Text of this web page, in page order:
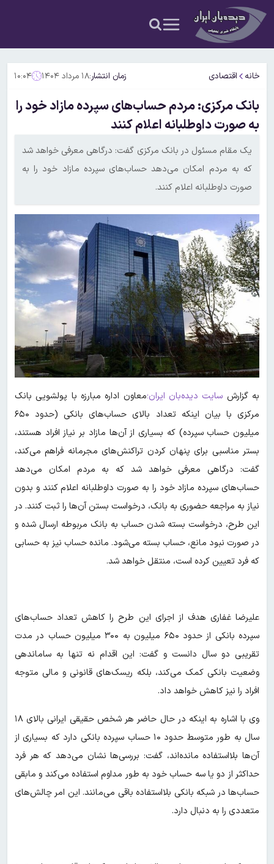
خانه اقتصادی زمان انتشار:۱۸ مرداد ۱۴۰۴ ۱۰:۰۴
بانک مرکزی: مردم حساب‌های سپرده مازاد خود را
به صورت داوطلبانه اعلام کنند
یک مقام مسئول در بانک مرکزی گفت: درگاهی معرفی خواهد شد
که به مردم امکان می‌دهد حساب‌های سپرده مازاد خود را به
صورت داوطلبانه اعلام کنند.
به گزارش سایت دیده‌بان ایران؛معاون اداره مبارزه با پولشویی بانک
مرکزی با بیان اینکه تعداد بالای حساب‌های بانکی (حدود ۶۵۰
میلیون حساب سپرده) که بسیاری از آن‌ها مازاد بر نیاز افراد هستند،
بستر مناسبی برای پنهان کردن تراکنش‌های مجرمانه فراهم می‌کند،
گفت: درگاهی معرفی خواهد شد که به مردم امکان می‌دهد
حساب‌های سپرده مازاد خود را به صورت داوطلبانه اعلام کنند و بدون
نیاز به مراجعه حضوری به بانک، درخواست بستن آن‌ها را ثبت کنند. در
این طرح، درخواست بسته شدن حساب به بانک مربوطه ارسال شده و
در صورت نبود مانع، حساب بسته می‌شود. مانده حساب نیز به حسابی
که فرد تعیین کرده است، منتقل خواهد شد.
‌علیرضا غفاری هدف از اجرای این طرح را کاهش تعداد حساب‌های
سپرده بانکی از حدود ۶۵۰ میلیون به ۳۰۰ میلیون حساب در مدت
تقریبی دو سال دانست و گفت: این اقدام نه تنها به ساماندهی
وضعیت بانکی کمک می‌کند، بلکه ریسک‌های قانونی و مالی متوجه
افراد را نیز کاهش خواهد داد.
وی با اشاره به اینکه در حال حاضر هر شخص حقیقی ایرانی بالای ۱۸
سال به طور متوسط حدود ۱۰ حساب سپرده بانکی دارد که بسیاری از
آن‌ها بلااستفاده مانده‌اند، گفت: بررسی‌ها نشان می‌دهد که هر فرد
حداکثر از دو یا سه حساب خود به طور مداوم استفاده می‌کند و مابقی
حساب‌ها در شبکه بانکی بلااستفاده باقی می‌مانند. این امر چالش‌های
متعددی را به دنبال دارد.